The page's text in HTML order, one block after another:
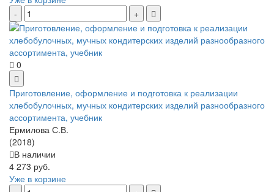
0
Приготовление, оформление и подготовка к реализации
хлебобулочных, мучных кондитерских изделий разнообразного
ассортимента, учебник
Ермилова С.В.
(2018)
В наличии
4 273 руб.
Уже в корзине